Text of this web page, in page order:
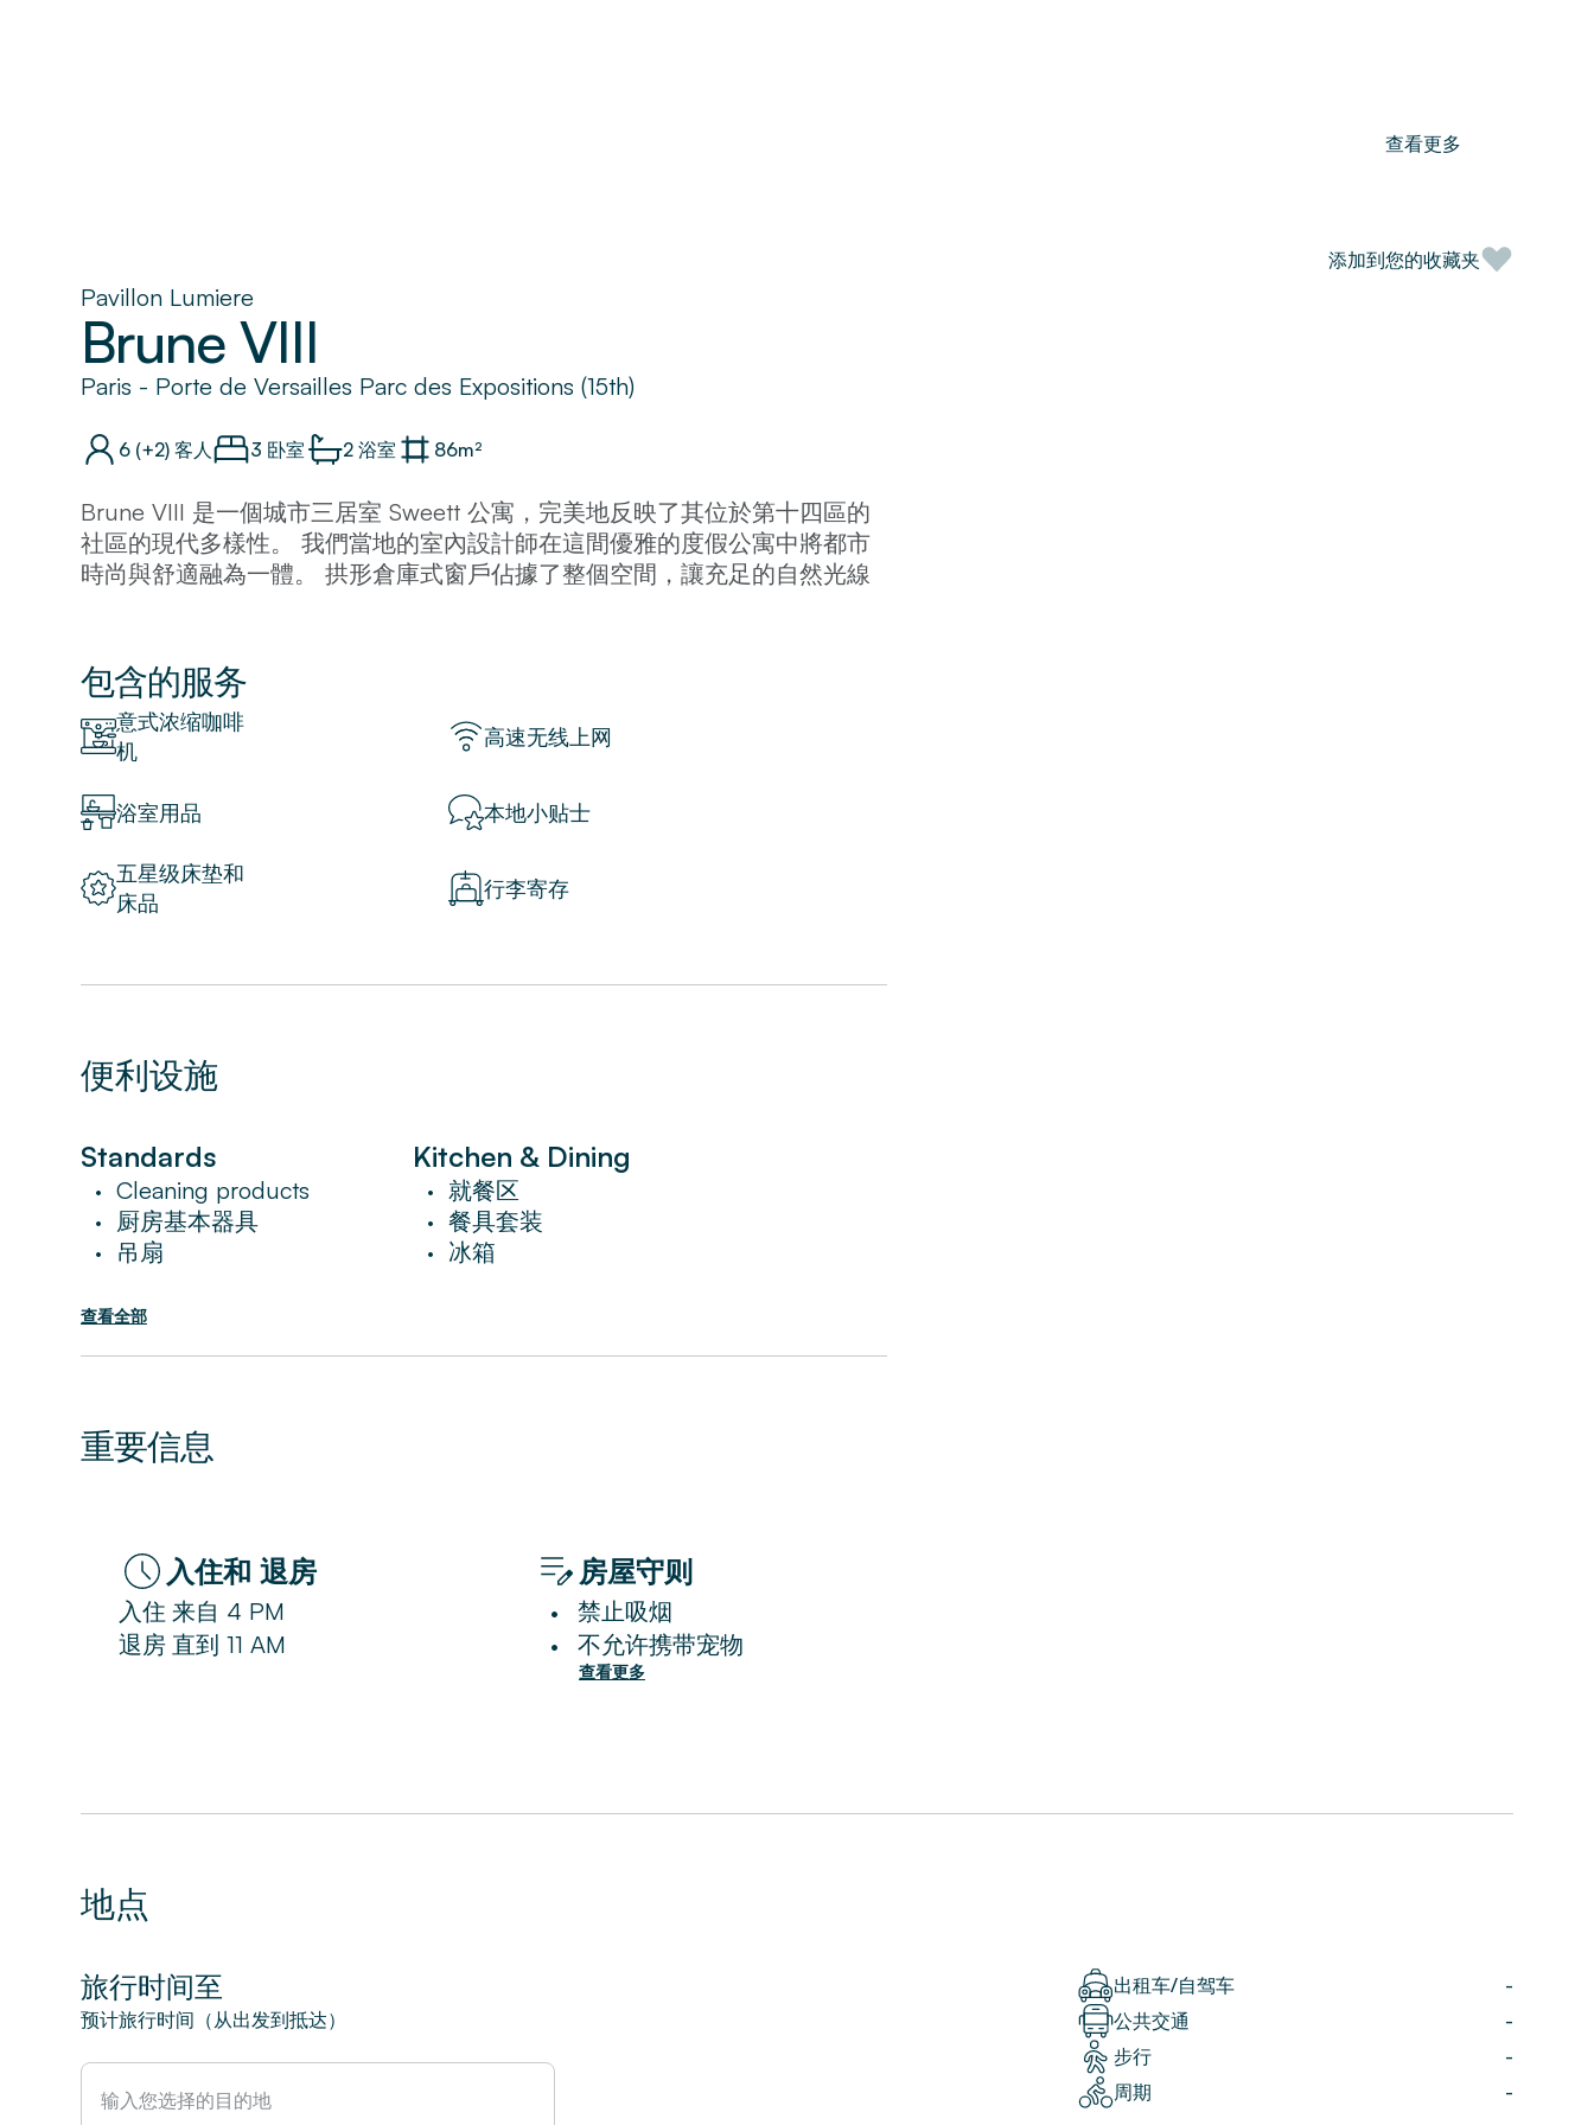
查看更多
Pavillon Lumiere
Brune VIII
Paris - Porte de Versailles Parc des Expositions (15th)
6 (+2) 客人 3 卧室 2 浴室 86m²
Brune VIII 是一個城市三居室 Sweett 公寓，完美地反映了其位於第十四區的
社區的現代多樣性。 我們當地的室內設計師在這間優雅的度假公寓中將都市
時尚與舒適融為一體。 拱形倉庫式窗戶佔據了整個空間，讓充足的自然光線
第十四區坐落在巴黎的住宅區和商業區之間，擁有多家宜人的餐廳和青翠的公
園。 您還可以享受靠近 Expo Porte De Versailles 會議中心的便利，而寧靜的
Park Square du Serment de Koufra 公園為該地區增添了輕鬆的氛圍。 此
外，著名的巴黎地下墓穴距離酒店僅幾步之遙，讓您可以一窺這座城市的迷人
歷史。
高級設施包括免費無線網絡、有線電視、酒店床和床單、豪華洗浴用品和
Nespresso 咖啡機。
舒適融為一體。 拱形倉庫式窗戶佔據了整個空間，讓充足的自然光線進入。
木製家具和古董裝飾增添了復古氣息。 設備齊全的小廚房擁有您在室內用餐
第十四區坐落在巴黎的住宅區和商業區之間，擁有多家宜人的餐廳和青翠的公
園。 您還可以享受靠近 Expo Porte De Versailles 會議中心的便利，而寧靜的
Park Square du Serment de Koufra 公園為該地區增添了輕鬆的氛圍。 此
歷史。
這間獨特的公寓非常適合家庭或團體入住，提供地道的巴黎生活品味。
包含的服务
意式浓缩咖啡
机
高速无线上网
浴室用品 本地小贴士
五星级床垫和
床品
行李寄存
便利设施
Standards
• Cleaning products
• 厨房基本器具
• 吊扇
Kitchen & Dining
• 就餐区
• 餐具套装
• 冰箱
查看全部
重要信息
入住和 退房
入住 来自 4 PM
退房 直到 11 AM
房屋守则
•
禁止吸烟
•
不允许携带宠物
查看更多
添加到您的收藏夹
地点
旅行时间至
预计旅行时间（从出发到抵达）
出租车/自驾车
-
公共交通
-
步行
-
周期
-